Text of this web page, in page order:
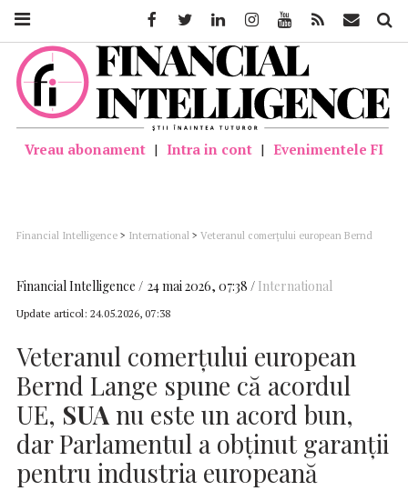
Vreau abonament | Intra in cont | Evenimentele FI
Financial Intelligence > International > Veteranul comerțului european Bernd
Financial Intelligence 24 mai 2026, 07:38 International
Update articol: 24.05.2026, 07:38
Veteranul comerțului european
Bernd Lange spune că acordul
UE, SUA nu este un acord bun,
dar Parlamentul a obținut garanții
pentru industria europeană
FacebookTwitter LinkedinInstagramYoutube Feed Mail